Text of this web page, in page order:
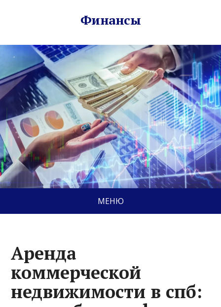
Финансы
МЕНЮ
Аренда
коммерческой
недвижимости в спб: